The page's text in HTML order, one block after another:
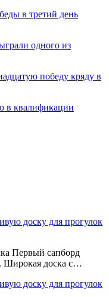
в третий день
одного из
победу кряду в
в квалификации
доску для прогулок
Первый сапборд
Широкая доска с…
доску для прогулок